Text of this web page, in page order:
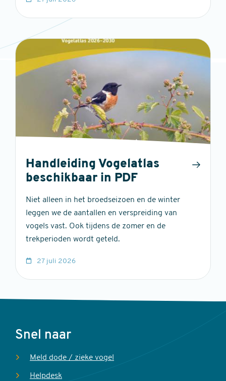
Handleiding Vogelatlas
beschikbaar in PDF
Niet alleen in het broedseizoen en de winter
leggen we de aantallen en verspreiding van
vogels vast. Ook tijdens de zomer en de
trekperioden wordt geteld.
27 juli 2026
Voet
Snel naar
Meld dode / zieke vogel
Helpdesk